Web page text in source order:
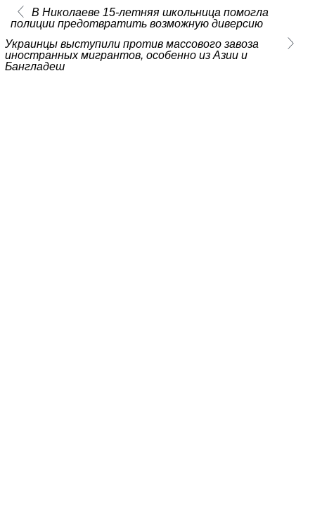
В Николаеве 15-летняя школьница помогла
полиции предотвратить возможную диверсию
Украинцы выступили против массового завоза
иностранных мигрантов, особенно из Азии и
Бангладеш